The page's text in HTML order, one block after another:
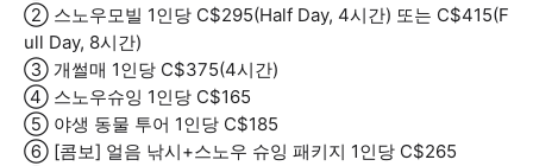
② 스노우모빌 1인당 C$295(Half Day, 4시간) 또는 C$415(F
ull Day, 8시간)
③ 개썰매 1인당 C$375(4시간)
④ 스노우슈잉 1인당 C$165
⑤ 야생 동물 투어 1인당 C$185
⑥ [콤보] 얼음 낚시+스노우 슈잉 패키지 1인당 C$265